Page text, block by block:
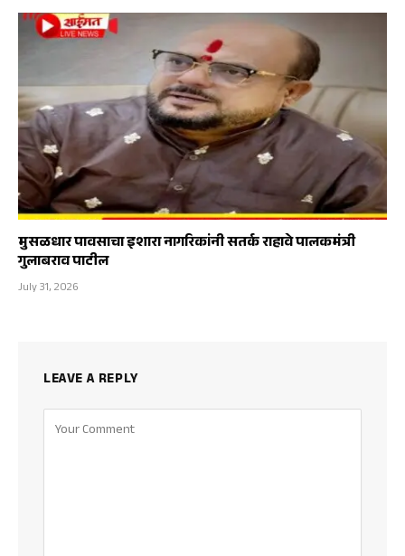
मुसळधार पावसाचा इशारा नागरिकांनी सतर्क राहावे पालकमंत्री
गुलाबराव पाटील
July 31, 2026
LEAVE A REPLY